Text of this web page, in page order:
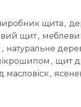
щита ,
щит,
, натуральне
, щит
масловіск ,